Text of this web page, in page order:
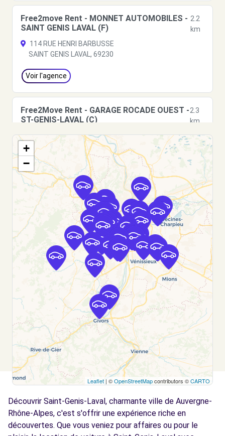
Free2move Rent - MONNET AUTOMOBILES -
SAINT GENIS LAVAL (F)
2.2
km
114 RUE HENRI BARBUSSE
SAINT GENIS LAVAL, 69230
Voir l'agence
Free2Move Rent - GARAGE ROCADE OUEST -
ST-GENIS-LAVAL (C)
2.3
km
CD 42 ROUTE DE BRIGNAIS
ST-GENIS-LAVAL, 69230
Voir l'agence
Free2move Rent - MS AUTOMOBILES -
OULLINS (P)
3.0
km
45-57 AV JEAN JAURES
OULLINS, 69600
Voir l'agence
Free2move Rent - MS AUTOMOBILES -
OULLINS (C)
km
45-57 AV JEAN JAURES
OULLINS, 69600
Voir l'agence
Free2Move Rent - SARL GOY -
3.9
RUE ETIENNE GROS
CHAPONOST, 69630
+
−
Leaflet | ©OpenStreetMapcontributors ©CARTO
Découvrir Saint-Genis-Laval, charmante ville de Auvergne-
Rhône-Alpes, c'est s'offrir une expérience riche en
découvertes. Que vous veniez pour affaires ou pour le